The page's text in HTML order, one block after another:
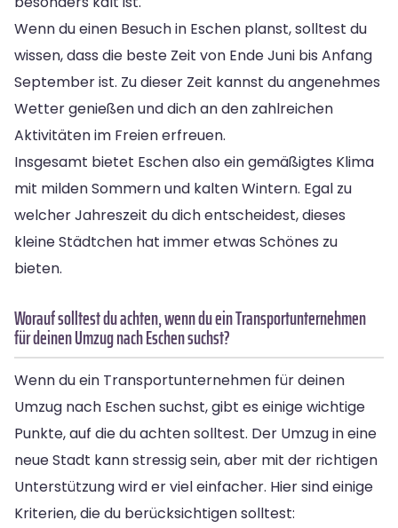
Wenn du einen Besuch in Eschen planst, solltest du
wissen, dass die beste Zeit von Ende Juni bis Anfang
September ist. Zu dieser Zeit kannst du angenehmes
Wetter genießen und dich an den zahlreichen
Aktivitäten im Freien erfreuen.
Insgesamt bietet Eschen also ein gemäßigtes Klima
mit milden Sommern und kalten Wintern. Egal zu
welcher Jahreszeit du dich entscheidest, dieses
kleine Städtchen hat immer etwas Schönes zu
bieten.
Worauf solltest du achten, wenn du ein Transportunternehmen
für deinen Umzug nach Eschen suchst?
Wenn du ein Transportunternehmen für deinen
Umzug nach Eschen suchst, gibt es einige wichtige
Punkte, auf die du achten solltest. Der Umzug in eine
neue Stadt kann stressig sein, aber mit der richtigen
Unterstützung wird er viel einfacher. Hier sind einige
Kriterien, die du berücksichtigen solltest: